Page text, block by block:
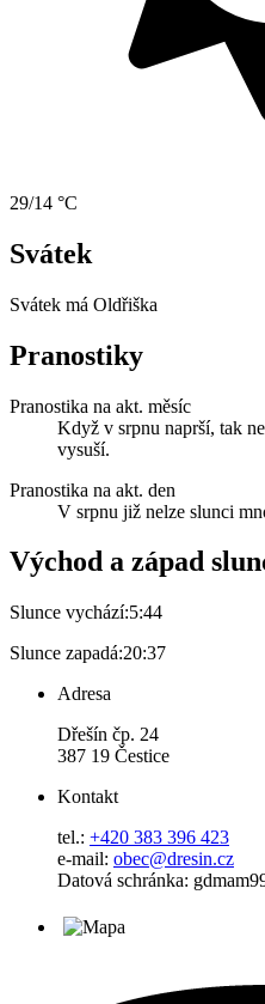
29/14 °C
Svátek
Svátek má Oldřiška
Pranostiky
Pranostika na akt. měsíc
Když v srpnu naprší, tak
vysuší.
Pranostika na akt. den
V srpnu již nelze slunci
Východ a západ
Slunce vychází:5:44
Slunce zapadá:20:37
Adresa
Dřešín čp. 24
387 19 Čestice
Kontakt
tel.: +420 383 396 423
e-mail: obec@dresin.cz
Datová schránka: